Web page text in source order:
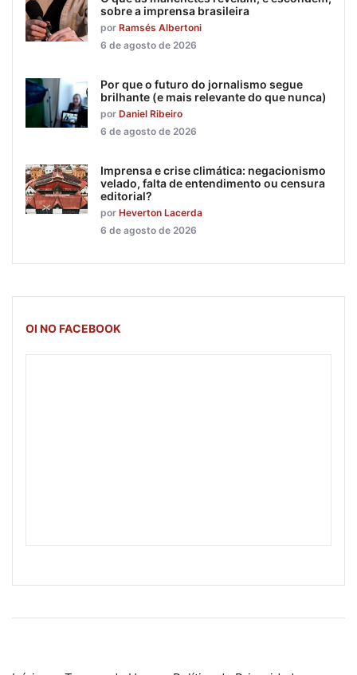
sobre a imprensa brasileira
por Ramsés Albertoni
6 de agosto de 2026
Por que o futuro do jornalismo segue
brilhante (e mais relevante do que nunca)
por Daniel Ribeiro
6 de agosto de 2026
Imprensa e crise climática: negacionismo
velado, falta de entendimento ou censura
editorial?
por Heverton Lacerda
6 de agosto de 2026
OI NO FACEBOOK